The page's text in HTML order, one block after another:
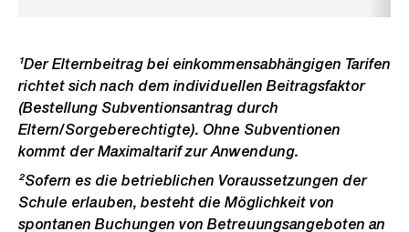
¹Der Elternbeitrag bei einkommensabhängigen Tarifen
richtet sich nach dem individuellen Beitragsfaktor
(Bestellung Subventionsantrag durch
Eltern/Sorgeberechtigte). Ohne Subventionen
kommt der Maximaltarif zur Anwendung.
²Sofern es die betrieblichen Voraussetzungen der
Schule erlauben, besteht die Möglichkeit von
spontanen Buchungen von Betreuungsangeboten an